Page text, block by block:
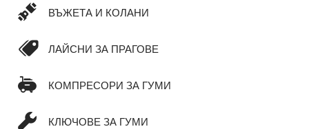
ВЪЖЕТА И КОЛАНИ
ЛАЙСНИ ЗА ПРАГОВЕ
КОМПРЕСОРИ ЗА ГУМИ
КЛЮЧОВЕ ЗА ГУМИ